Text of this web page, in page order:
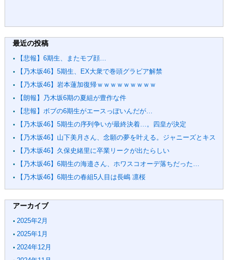
最近の投稿
【悲報】6期生、またモブ顔…
【乃木坂46】5期生、EX大衆で巻頭グラビア解禁
【乃木坂46】岩本蓮加復帰ｗｗｗｗｗｗｗｗｗ
【朗報】乃木坂6期の夏組が豊作な件
【悲報】ボブの6期生がエースっぽいんだが…
【乃木坂46】5期生の序列争いが最終決着…。四皇が決定
【乃木坂46】山下美月さん、念願の夢を叶える。ジャニーズとキス
【乃木坂46】久保史緒里に卒業リークが出たらしい
【乃木坂46】6期生の海邉さん、ホワスコオーデ落ちだった…
【乃木坂46】6期生の春組5人目は長嶋 凛桜
アーカイブ
2025年2月
2025年1月
2024年12月